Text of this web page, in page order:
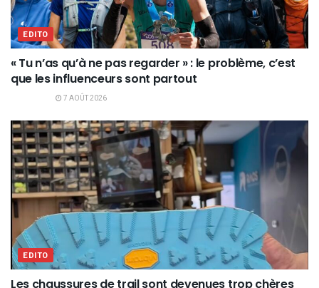
EDITO
« Tu n’as qu’à ne pas regarder » : le problème, c’est
que les influenceurs sont partout
7 AOÛT 2026
EDITO
Les chaussures de trail sont devenues trop chères